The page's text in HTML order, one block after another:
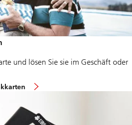
und lösen Sie sie im Geschäft oder